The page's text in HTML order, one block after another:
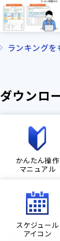
ランキングを
ダウンロ
かんたん操作
マニュアル
スケジュール
アイコン